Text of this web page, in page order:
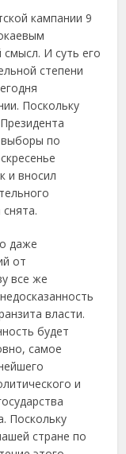
кампании 9
И суть его
степени
Поскольку
выборы по
и вносил
даже
от
все же
власти.
будет
самое
и
Поскольку
стране по